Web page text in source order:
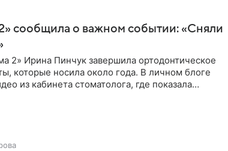
сообщила о важном событии: «Сняли
2» Ирина Пинчук завершила ортодонтическое
которые носила около года. В личном блоге
из кабинета стоматолога, где показала